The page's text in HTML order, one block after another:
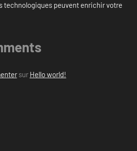
technologiques peuvent enrichir votre
sur Hello world!